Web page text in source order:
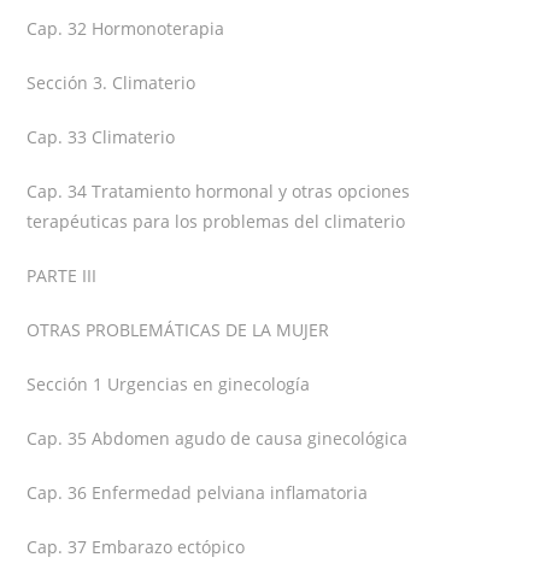
Cap. 32 Hormonoterapia
Sección 3. Climaterio
Cap. 33 Climaterio
Cap. 34 Tratamiento hormonal y otras opciones
terapéuticas para los problemas del climaterio
PARTE III
OTRAS PROBLEMÁTICAS DE LA MUJER
Sección 1 Urgencias en ginecología
Cap. 35 Abdomen agudo de causa ginecológica
Cap. 36 Enfermedad pelviana inflamatoria
Cap. 37 Embarazo ectópico